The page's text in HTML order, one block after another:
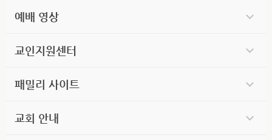
예배 영상
교인지원센터
패밀리 사이트
교회 안내